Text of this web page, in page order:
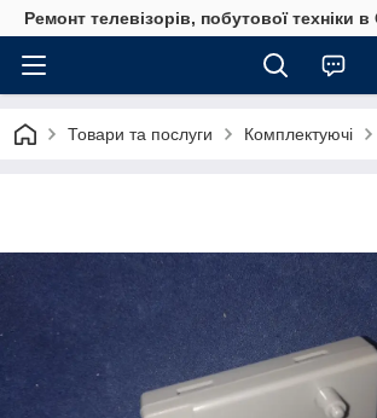
Ремонт телевізорів, побутової техніки в
Товари та послуги Комплектуючі